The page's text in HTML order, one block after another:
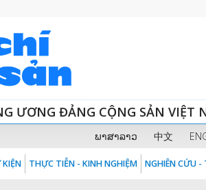
ƯƠNG ĐẢNG CỘNG SẢN VIỆT
ພາສາລາວ 中文
KIỆN THỰC TIỄN - KINH NGHIỆM NGHIÊN CỨU -